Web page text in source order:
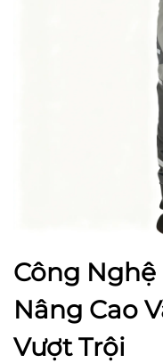
Công
Nâng Cao
Vượt Trội